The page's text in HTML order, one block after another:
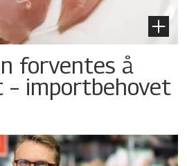
forventes å
importbehovet